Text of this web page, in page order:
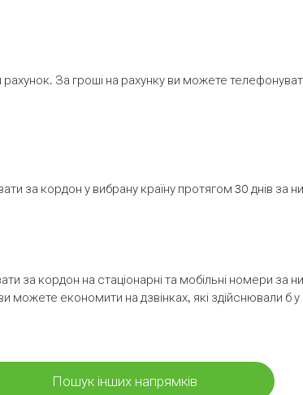
За гроші на рахунку ви можете
за кордон у вибрану країну протягом 30 днів за
за кордон на стаціонарні та мобільні номери за
можете економити на дзвінках, які здійснювали б у
Пошук інших напрямків